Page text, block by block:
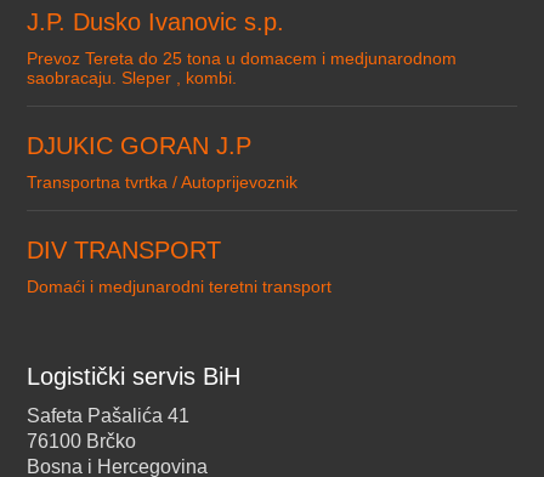
J.P. Dusko Ivanovic s.p.
Prevoz Tereta do 25 tona u domacem i medjunarodnom
saobracaju. Sleper , kombi.
DJUKIC GORAN J.P
Transportna tvrtka / Autoprijevoznik
DIV TRANSPORT
Domaći i medjunarodni teretni transport
Logistički servis BiH
Safeta Pašalića 41
76100 Brčko
Bosna i Hercegovina